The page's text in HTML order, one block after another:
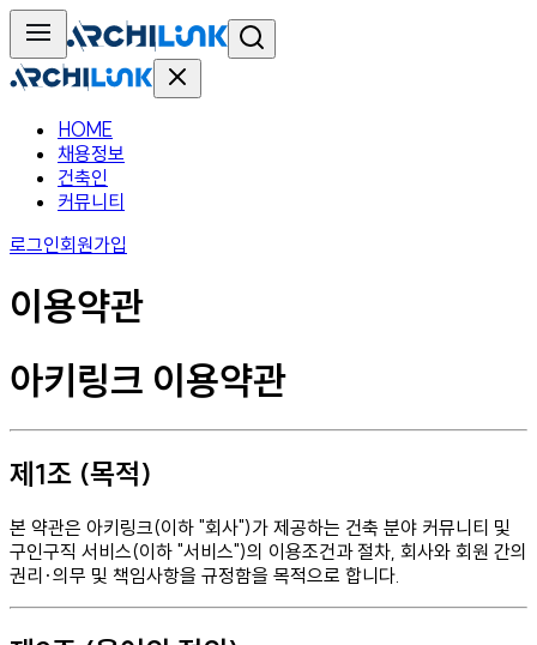
HOME
채용정보
건축인
커뮤니티
로그인회원가입
이용약관
아키링크 이용약관
제1조 (목적)
본 약관은 아키링크(이하 "회사")가 제공하는 건축 분야 커뮤니티 및
구인구직 서비스(이하 "서비스")의 이용조건과 절차, 회사와 회원 간의
권리·의무 및 책임사항을 규정함을 목적으로 합니다.